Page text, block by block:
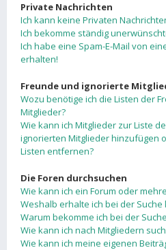
Private Nachrichten
Ich kann keine Privaten
Ich bekomme ständig
Ich habe eine Spam-E-Mail von
erhalten!
Freunde und ignorierte
Wozu benötige ich die Listen der
Mitglieder?
Wie kann ich Mitglieder zur Liste
ignorierten Mitglieder hinzufügen
Listen entfernen?
Die Foren durchsuchen
Wie kann ich ein Forum oder
Weshalb erhalte ich bei der Suche
Warum bekomme ich bei der
Wie kann ich nach Mitgliedern
Wie kann ich meine eigenen